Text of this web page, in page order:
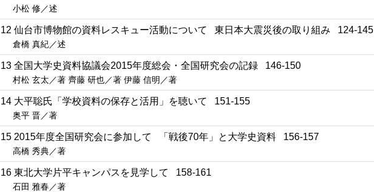
小松 修／述
12 仙台市博物館の資料レスキュー活動について 東日本大震災後の取り組み 124-145
倉橋 真紀／述
13 全国大学史資料協議会2015年度総会・全国研究会の記録 146-150
村松 玄太／著 齊藤 研也／著 伊藤 信明／著
14 大平聡氏「学校資料の保存と活用」を聴いて 151-155
奥平 晋／著
15 2015年度全国研究会に参加して 「戦後70年」と大学史資料 156-157
高橋 秀典／著
16 東北大学片平キャンパスを見学して 158-161
石田 雅春／著